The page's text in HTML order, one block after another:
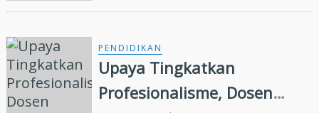
PENDIDIKAN
Upaya Tingkatkan
Profesionalisme, Dosen